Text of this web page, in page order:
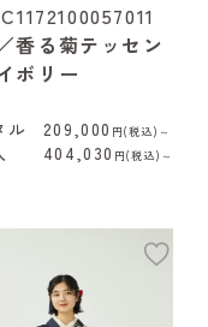
香る菊テッセン
ボリー
ル 209,000 円(税込)～
404,030 円(税込)～